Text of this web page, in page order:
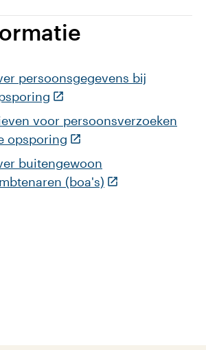
persoonsgegevens bij
(Deze link gaat naar een
voor persoonsverzoeken
opsporing (Deze link gaat naar
buitengewoon
(boa's) (Deze link gaat